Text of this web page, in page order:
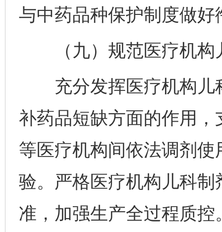
与中药品种保护制度做好
（九）规范医疗机构
充分发挥医疗机构儿
补药品短缺方面的作用
等医疗机构间依法调剂
验。严格医疗机构儿科
准，加强生产全过程质